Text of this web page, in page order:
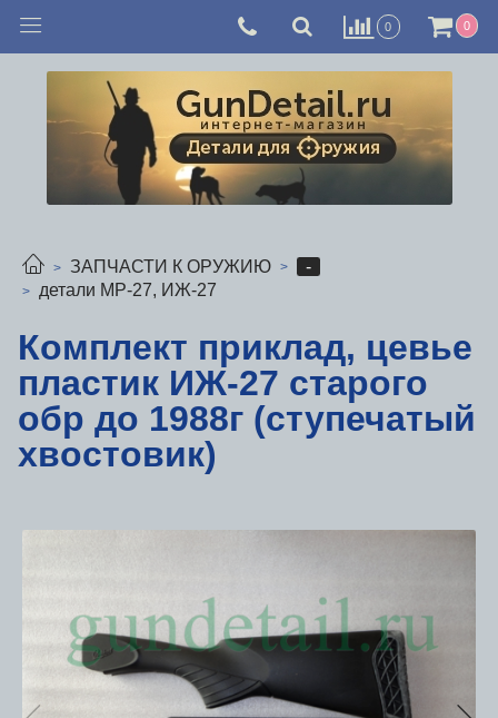
0 0
ЗАПЧАСТИ К ОРУЖИЮ
-
детали МР-27, ИЖ-27
Комплект приклад, цевье
пластик ИЖ-27 старого
обр до 1988г (ступечатый
хвостовик)